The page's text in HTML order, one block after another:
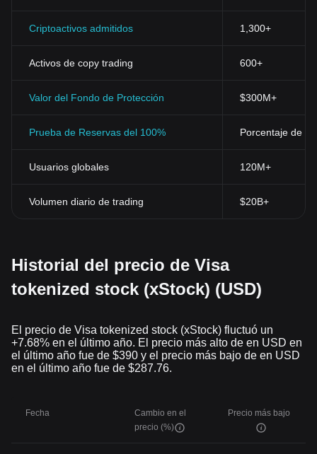
Criptoactivos admitidos 1,300+
Activos de copy trading 600+
Valor del Fondo de Protección $300M+
Prueba de Reservas del 100% Porcentaje de
Usuarios globales 120M+
Volumen diario de trading $20B+
Historial del precio de Visa
tokenized stock (xStock) (USD)
El precio de Visa tokenized stock (xStock) fluctuó un
+7.68% en el último año. El precio más alto de en USD en
el último año fue de $390 y el precio más bajo de en USD
en el último año fue de $287.76.
Fecha
Cambio en el
precio (%)
Precio más bajo